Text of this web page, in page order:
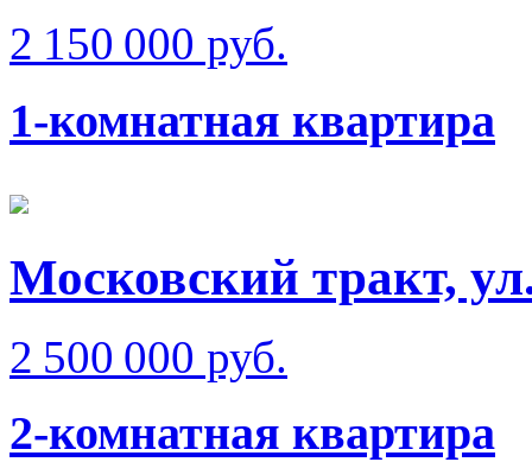
2 150 000 руб.
1-комнатная квартира
Московский тракт,
2 500 000 руб.
2-комнатная квартира